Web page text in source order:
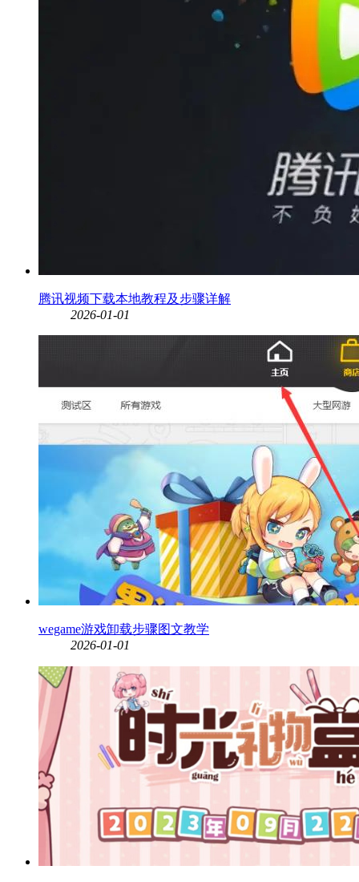
腾讯视频下载本地教程及步骤详解
2026-01-01
wegame游戏卸载步骤图文教学
2026-01-01